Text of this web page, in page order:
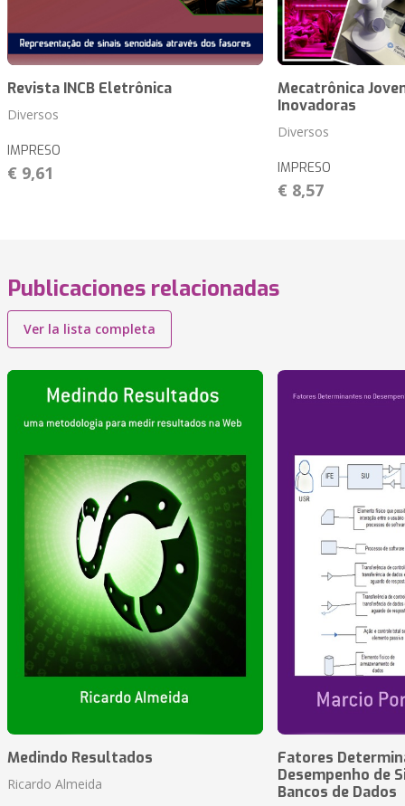
Revista INCB Eletrônica
Diversos
IMPRESO
€ 9,61
Mecatrônica
Inovadoras
Diversos
IMPRESO
€ 8,57
Publicaciones relacionadas
Ver la lista completa
Medindo Resultados
Ricardo Almeida
Fatores
Desempenho de
Bancos de Dados